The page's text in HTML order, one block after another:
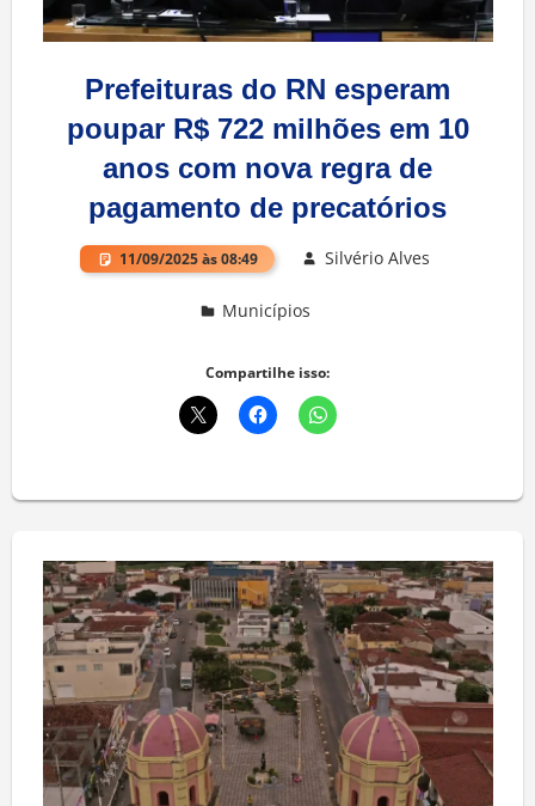
Prefeituras do RN esperam
poupar R$ 722 milhões em 10
anos com nova regra de
pagamento de precatórios
11/09/2025 às 08:49 Silvério Alves
Municípios
Compartilhe isso: